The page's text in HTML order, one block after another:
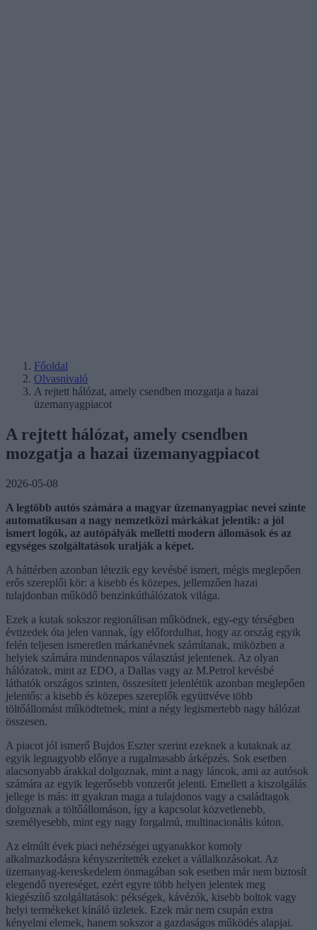
Főoldal
Olvasnivaló
A rejtett hálózat, amely csendben mozgatja a hazai
üzemanyagpiacot
A rejtett hálózat, amely csendben
mozgatja a hazai üzemanyagpiacot
2026-05-08
A legtöbb autós számára a magyar üzemanyagpiac nevei szinte
automatikusan a nagy nemzetközi márkákat jelentik: a jól
ismert logók, az autópályák melletti modern állomások és az
egységes szolgáltatások uralják a képet.
A háttérben azonban létezik egy kevésbé ismert, mégis meglepően
erős szereplői kör: a kisebb és közepes, jellemzően hazai
tulajdonban működő benzinkúthálózatok világa.
Ezek a kutak sokszor regionálisan működnek, egy-egy térségben
évtizedek óta jelen vannak, így előfordulhat, hogy az ország egyik
felén teljesen ismeretlen márkanévnek számítanak, miközben a
helyiek számára mindennapos választást jelentenek. Az olyan
hálózatok, mint az EDO, a Dallas vagy az M.Petrol kevésbé
láthatók országos szinten, összesített jelenlétük azonban meglepően
jelentős: a kisebb és közepes szereplők együttvéve több
töltőállomást működtetnek, mint a négy legismertebb nagy hálózat
összesen.
A piacot jól ismerő Bujdos Eszter szerint ezeknek a kutaknak az
egyik legnagyobb előnye a rugalmasabb árképzés. Sok esetben
alacsonyabb árakkal dolgoznak, mint a nagy láncok, ami az autósok
számára az egyik legerősebb vonzerőt jelenti. Emellett a kiszolgálás
jellege is más: itt gyakran maga a tulajdonos vagy a családtagok
dolgoznak a töltőállomáson, így a kapcsolat közvetlenebb,
személyesebb, mint egy nagy forgalmú, multinacionális kúton.
Az elmúlt évek piaci nehézségei ugyanakkor komoly
alkalmazkodásra kényszerítették ezeket a vállalkozásokat. Az
üzemanyag-kereskedelem önmagában sok esetben már nem biztosít
elegendő nyereséget, ezért egyre több helyen jelentek meg
kiegészítő szolgáltatások: pékségek, kávézók, kisebb boltok vagy
helyi termékeket kínáló üzletek. Ezek már nem csupán extra
kényelmi elemek, hanem sokszor a gazdaságos működés alapjai.